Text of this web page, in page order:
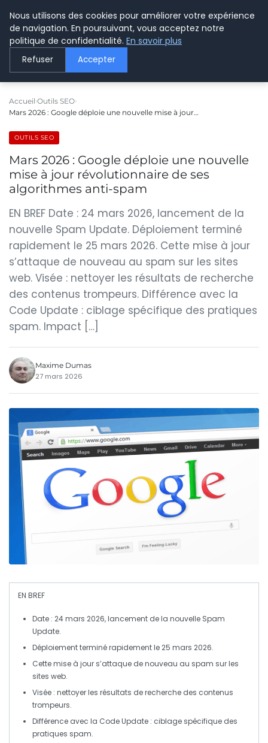
LE WEBMARKETING
Accueil Outils SEO
Mars 2026 : Google déploie une nouvelle mise à jour…
OUTILS SEO
Mars 2026 : Google déploie une nouvelle
mise à jour révolutionnaire de ses
algorithmes anti-spam
EN BREF Date : 24 mars 2026, lancement de la
nouvelle Spam Update. Déploiement terminé
rapidement le 25 mars 2026. Cette mise à jour
s’attaque de nouveau au spam sur les sites
web. Visée : nettoyer les résultats de recherche
des contenus trompeurs. Différence avec la
Code Update : ciblage spécifique des pratiques
spam. Impact […]
Maxime Dumas
27 mars 2026
EN BREF
Date : 24 mars 2026, lancement de la nouvelle Spam
Update.
Déploiementterminé rapidement le 25 mars 2026.
Cette mise à jour s’attaque de nouveau au spam sur les
sites web.
Visée : nettoyer les résultats de recherche des contenus
trompeurs.
Différence avec la Code Update : ciblage spécifique des
pratiques spam.
Nous utilisons des cookies pour améliorer votre expérience
de navigation. En poursuivant, vous acceptez notre
politique de confidentialité. En savoir plus
Refuser Accepter